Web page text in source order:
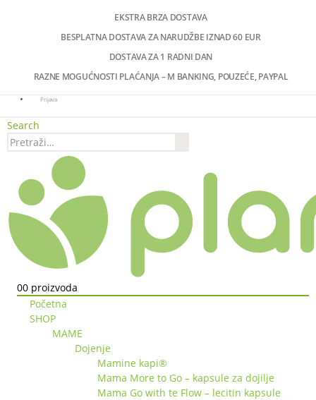
EKSTRA BRZA DOSTAVA
BESPLATNA DOSTAVA ZA NARUDŽBE IZNAD 60 EUR
DOSTAVA ZA 1 RADNI DAN
RAZNE MOGUĆNOSTI PLAĆANJA – M BANKING, POUZEĆE, PAYPAL
Prijava
Search
00 proizvoda
Početna
SHOP
MAME
Dojenje
Mamine kapi®
Mama More to Go – kapsule za dojilje
Mama Go with te Flow – lecitin kapsule